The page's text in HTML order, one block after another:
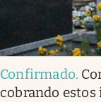
Confirmado.
cobrando